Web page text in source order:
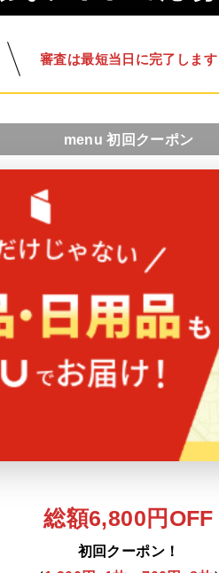
審査は最短当日に完了します
menu 初回クーポン
総額6,800円OFF
初回クーポン！